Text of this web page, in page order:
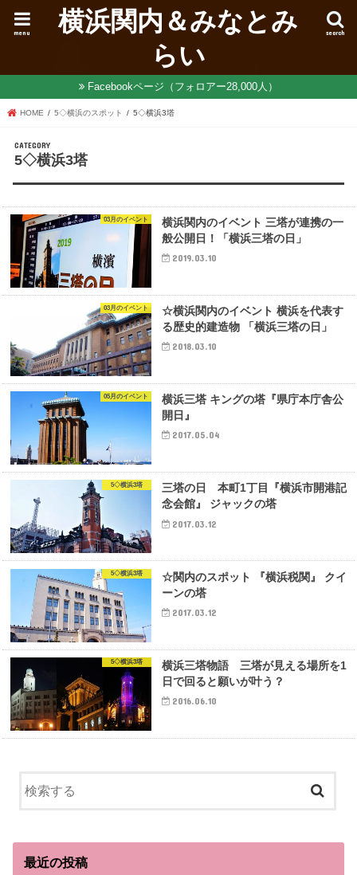
横浜関内＆みなとみ
らい
search
menu
Facebookページ（フォロアー28,000人）
HOME 5◇横浜のスポット 5◇横浜3塔
5◇横浜3塔
03月のイベント
横浜関内のイベント 三塔が連携の一
般公開日！「横浜三塔の日」
2019.03.10
03月のイベント
☆横浜関内のイベント 横浜を代表す
る歴史的建造物 「横浜三塔の日」
2018.03.10
05月のイベント
横浜三塔 キングの塔『県庁本庁舎公
開日』
2017.05.04
5◇横浜3塔
三塔の日 本町1丁目『横浜市開港記
念会館』 ジャックの塔
2017.03.12
5◇横浜3塔
☆関内のスポット 『横浜税関』 クイ
ーンの塔
2017.03.12
5◇横浜3塔
横浜三塔物語 三塔が見える場所を1
日で回ると願いが叶う？
2016.06.10
最近の投稿